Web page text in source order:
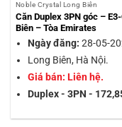
Noble Crystal Long Biên
Căn Duplex 3PN góc –
Biên – Tòa Emirates
Ngày đăng: 28-05-
Long Biên, Hà Nội.
Giá bán: Liên hệ.
Duplex - 3PN -